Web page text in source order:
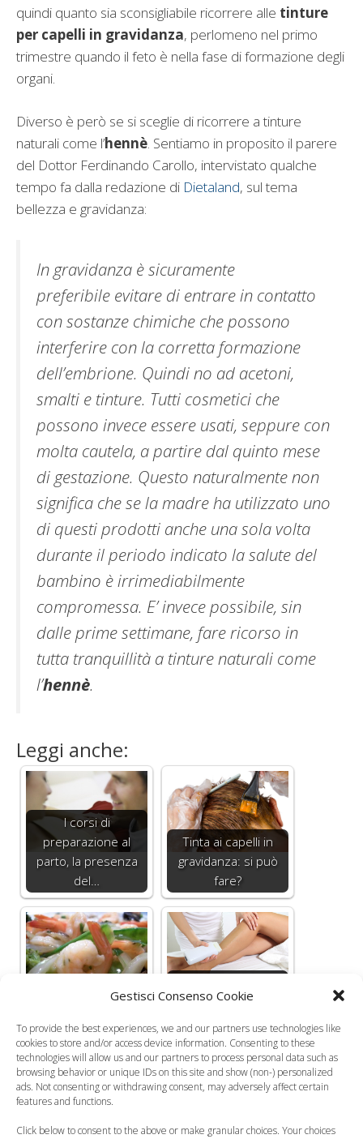
Gestisci Consenso Cookie
To provide the best experiences, we and our partners use technologies like
cookies to store and/or access device information. Consenting to these
technologies will allow us and our partners to process personal data such as
browsing behavior or unique IDs on this site and show (non-) personalized
ads. Not consenting or withdrawing consent, may adversely affect certain
features and functions.
Click below to consent to the above or make granular choices. Your choices
quindi quanto sia sconsigliabile ricorrere alle tinture
per capelli in gravidanza, perlomeno nel primo
trimestre quando il feto è nella fase di formazione degli
organi.
Diverso è però se si sceglie di ricorrere a tinture
naturali come l’hennè . Sentiamo in proposito il parere
del Dottor Ferdinando Carollo, intervistato qualche
tempo fa dalla redazione di Dietaland, sul tema
bellezza e gravidanza:
Ingravidanza è sicuramente
preferibile evitare di entrare in contatto
con sostanze chimiche che possono
interferire con la corretta formazione
dell’embrione. Quindi no ad acetoni,
smalti e tinture. Tutti cosmetici che
possono invece essere usati, seppure con
molta cautela, a partire dal quinto mese
digestazione. Questo naturalmente non
significa che se la madre ha utilizzato uno
di questi prodotti anche una sola volta
durante il periodo indicato la salute del
bambino è irrimediabilmente
compromessa. E’ invece possibile, sin
dalle prime settimane, fare ricorso in
tutta tranquillità a tinture naturali come
l’hennè.
Leggi anche:
I corsi di
preparazione al
parto, la presenza
del…
Tinta ai capelli in
gravidanza: si può
fare?
I frutti di mare in
gravidanza
depilazione in
gravidanza
Bellezza in
gravidanza: la cura
I comportamenti dei